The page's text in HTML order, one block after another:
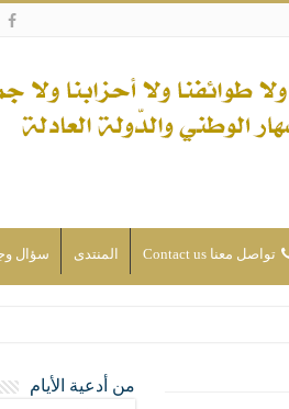
تواصل معنا Contact us المنتدى سؤال
إن كان حب أهل البيت (عليهم السلام) فكلّ
من أدعية الأيام